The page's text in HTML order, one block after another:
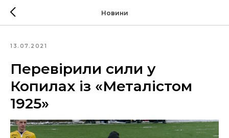
Новини
13.07.2021
Перевірили сили у
Копилах із «Металістом
1925»